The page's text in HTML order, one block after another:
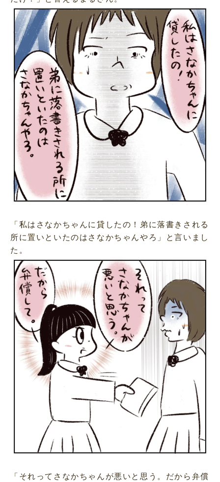
「私はさなかちゃんに貸したの！弟に落書きされる
所に置いといたのはさなかちゃんやろ」と言いまし
た。
「それってさなかちゃんが悪いと思う。だから弁償